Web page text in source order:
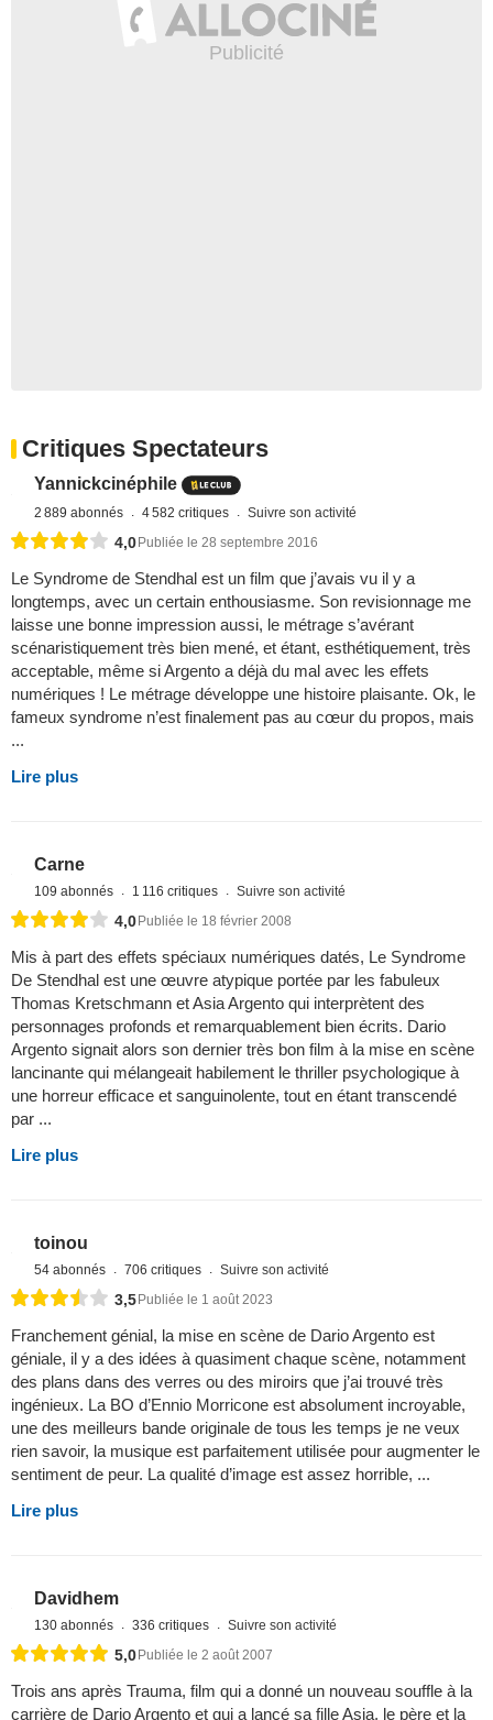
Critiques Spectateurs
Yannickcinéphile
2 889 abonnés 4 582 critiques Suivre son activité
4,0Publiée le 28 septembre 2016
Le Syndrome de Stendhal est un film que j’avais vu il y a
longtemps, avec un certain enthousiasme. Son revisionnage me
laisse une bonne impression aussi, le métrage s’avérant
scénaristiquement très bien mené, et étant, esthétiquement, très
acceptable, même si Argento a déjà du mal avec les effets
numériques ! Le métrage développe une histoire plaisante. Ok, le
fameux syndrome n’est finalement pas au cœur du propos, mais
...
Lire plus
Carne
109 abonnés 1 116 critiques Suivre son activité
4,0Publiée le 18 février 2008
Mis à part des effets spéciaux numériques datés, Le Syndrome
De Stendhal est une œuvre atypique portée par les fabuleux
Thomas Kretschmann et Asia Argento qui interprètent des
personnages profonds et remarquablement bien écrits. Dario
Argento signait alors son dernier très bon film à la mise en scène
lancinante qui mélangeait habilement le thriller psychologique à
une horreur efficace et sanguinolente, tout en étant transcendé
par ...
Lire plus
toinou
54 abonnés 706 critiques Suivre son activité
3,5Publiée le 1 août 2023
Franchement génial, la mise en scène de Dario Argento est
géniale, il y a des idées à quasiment chaque scène, notamment
des plans dans des verres ou des miroirs que j’ai trouvé très
ingénieux. La BO d’Ennio Morricone est absolument incroyable,
une des meilleurs bande originale de tous les temps je ne veux
rien savoir, la musique est parfaitement utilisée pour augmenter le
sentiment de peur. La qualité d’image est assez horrible, ...
Lire plus
Davidhem
130 abonnés 336 critiques Suivre son activité
5,0Publiée le 2 août 2007
Trois ans après Trauma, film qui a donné un nouveau souffle à la
carrière de Dario Argento et qui a lancé sa fille Asia, le père et la